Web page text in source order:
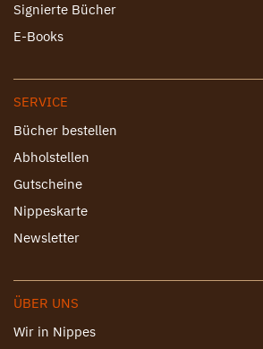
Signierte Bücher
E-Books
SERVICE
Bücher bestellen
Abholstellen
Gutscheine
Nippeskarte
Newsletter
ÜBER UNS
Wir in Nippes